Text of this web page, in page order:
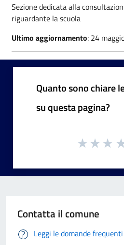
Sezione dedicata alla
riguardante la scuola
Ultimo aggiornamento: 24
Quanto sono chiare
su questa pagina?
Contatta il comune
Leggi le domande frequenti